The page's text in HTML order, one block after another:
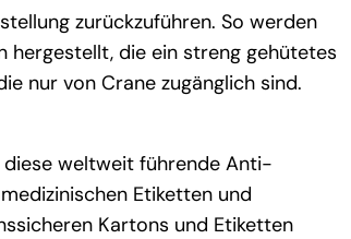
zurückzuführen. So werden
die ein streng gehütetes
nur von Crane zugänglich sind.
diese weltweit führende Anti-
Etiketten und
Kartons und Etiketten